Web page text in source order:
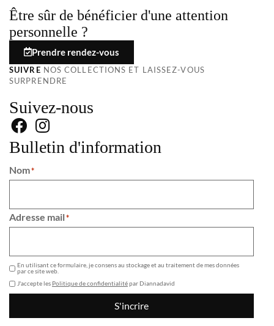
Être sûr de bénéficier d'une attention
personnelle ?
Prendre rendez-vous
SUIVRE NOS COLLECTIONS ET LAISSEZ-VOUS
SURPRENDRE
Suivez-nous
Bulletin d'information
Nom*
Adresse mail*
En utilisant ce formulaire, je consens au stockage et au traitement de mes données
par ce site web.
J'accepte les Politique de confidentialitépar Diannadavid
S'incrire